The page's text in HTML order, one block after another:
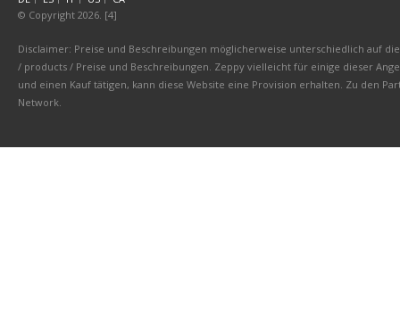
© Copyright 2026. [4]
Disclaimer: Preise und Beschreibungen möglicherweise unterschiedlich auf
/ products / Preise und Beschreibungen. Zeppy vielleicht für einige dieser
und einen Kauf tätigen, kann diese Website eine Provision erhalten. Zu den
Network.